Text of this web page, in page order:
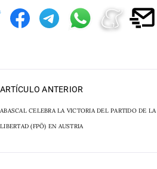
ARTÍCULO ANTERIOR
ABASCAL CELEBRA LA VICTORIA DEL PARTIDO DE LA
LIBERTAD (FPÖ) EN AUSTRIA